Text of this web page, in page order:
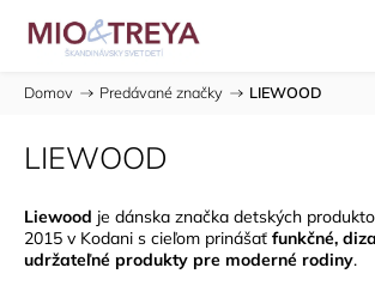
Domov / Predávané značky / LIEWOOD
LIEWOOD
Liewood je dánska značka detských
2015 v Kodani s cieľom prinášať funkčné,
udržateľné produkty pre moderné rodiny.